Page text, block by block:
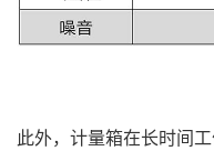
此外，计量箱在长时间